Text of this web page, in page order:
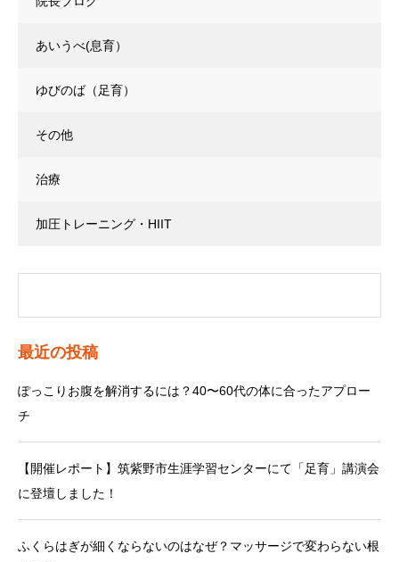
あいうべ(息育）
ゆびのば（足育）
その他
治療
加圧トレーニング・HIIT
最近の投稿
ぽっこりお腹を解消するには？40〜60代の体に合ったアプロー
チ
【開催レポート】筑紫野市生涯学習センターにて「足育」講演会
に登壇しました！
ふくらはぎが細くならないのはなぜ？マッサージで変わらない根